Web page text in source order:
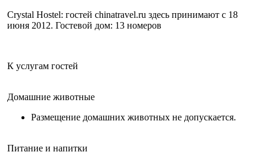
Crystal Hostel: гостей chinatravel.ru здесь принимают с 18
июня 2012. Гостевой дом: 13 номеров
К услугам гостей
Домашние животные
Размещение домашних животных не допускается.
Питание и напитки